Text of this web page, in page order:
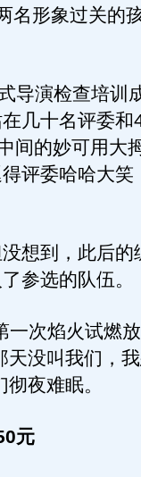
名形象过关的
演检查培训
几十名评委和
间的妙可用大
评委哈哈大笑
到，此后的
参选的队伍。
次焰火试燃
天没叫我们，
夜难眠。
元